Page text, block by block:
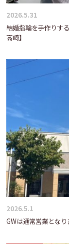
2026.5.31
結婚指輪を手作りす
高崎】
2026.5.1
GWは通常営業とな